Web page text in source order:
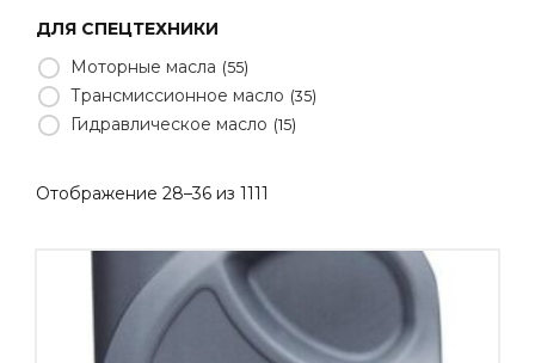
ДЛЯ СПЕЦТЕХНИКИ
Моторные масла
55
Трансмиссионное масло 35
Гидравлическое масло 15
Отображение 28–36 из 1111